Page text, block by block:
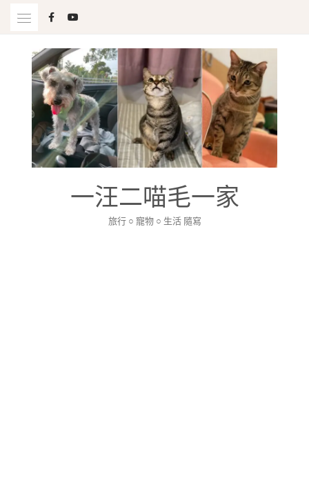
一汪二喵毛一家
旅行 ○ 寵物 ○ 生活 隨寫